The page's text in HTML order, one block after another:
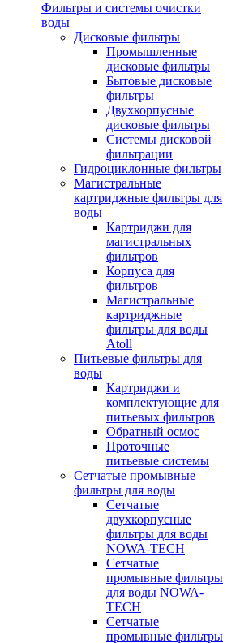
Фильтры и системы очистки
воды
Дисковые фильтры
Промышленные
дисковые фильтры
Бытовые дисковые
фильтры
Двухкорпусные
дисковые фильтры
Системы дисковой
фильтрации
Гидроциклонные фильтры
Магистральные
картриджные фильтры для
воды
Картриджи для
магистральных
фильтров
Корпуса для
фильтров
Магистральные
картриджные
фильтры для воды
Atoll
Питьевые фильтры для
воды
Картриджи и
комплектующие для
питьевых фильтров
Обратный осмос
Проточные
питьевые системы
Сетчатые промывные
фильтры для воды
Сетчатые
двухкорпусные
фильтры для воды
NOWA-TECH
Сетчатые
промывные фильтры
для воды NOWA-
TECH
Сетчатые
промывные фильтры